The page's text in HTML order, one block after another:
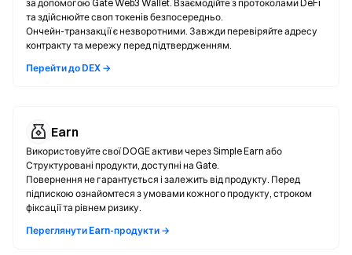
за допомогою Gate Web3 Wallet. Взаємодійте з протоколами DeFi
та здійснюйте своп токенів безпосередньо.
Ончейн-транзакції є незворотними. Завжди перевіряйте адресу
контракту та мережу перед підтвердженням.
Перейти до DEX →
Earn
Використовуйте свої DOGE активи через Simple Earn або
Структуровані продукти, доступні на Gate.
Повернення не гарантується і залежить від продукту. Перед
підпискою ознайомтеся з умовами кожного продукту, строком
фіксації та рівнем ризику.
Переглянути Earn-продукти →